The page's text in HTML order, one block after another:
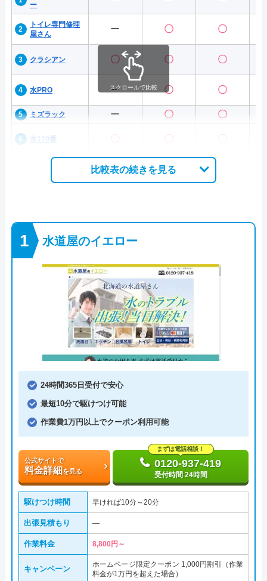
ー
トイレ専門修理
屋さん
ー 〇 〇
クラシアン 〇 〇 〇
水PRO ー 〇 〇
ミズラック ー 〇 〇
水110番
スクロールで比較
比較表の続きを見る
水道屋のイエロー
24時間365日受付で安心
最短10分で駆けつけ可能
作業費1万円以上でクーポン利用可能
公式サイトで
料金詳細を見る
まずは電話相談！
0120-937-419
受付時間 24時間
駆けつけ時間 早ければ10分～20分
出張見積もり ―
作業料金 8,800円～
キャンペーン
ホームページ限定クーポン 1,000円割引（作業
料金が1万円を超えた場合）